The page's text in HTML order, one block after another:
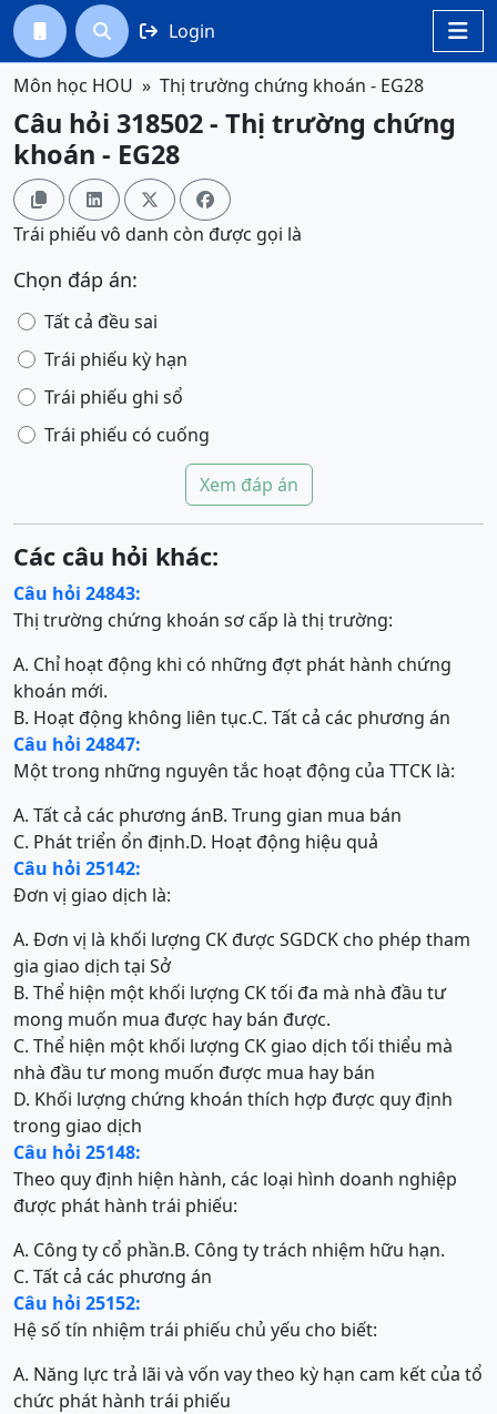

  Login
Môn học HOU Thị trường chứng khoán - EG28
Câu hỏi 318502 - Thị trường chứng
khoán - EG28
   
Trái phiếu vô danh còn được gọi là
Chọn đáp án:
Tất cả đều sai
Trái phiếu kỳ hạn
Trái phiếu ghi sổ
Trái phiếu có cuống
Xem đáp án
Các câu hỏi khác:
Câu hỏi 24843:
Thị trường chứng khoán sơ cấp là thị trường:
A. Chỉ hoạt động khi có những đợt phát hành chứng
khoán mới.
B. Hoạt động không liên tục.C. Tất cả các phương án
Câu hỏi 24847:
Một trong những nguyên tắc hoạt động của TTCK là:
A. Tất cả các phương ánB. Trung gian mua bán
C. Phát triển ổn định.D. Hoạt động hiệu quả
Câu hỏi 25142:
Đơn vị giao dịch là:
A. Đơn vị là khối lượng CK được SGDCK cho phép tham
gia giao dịch tại Sở
B. Thể hiện một khối lượng CK tối đa mà nhà đầu tư
mong muốn mua được hay bán được.
C. Thể hiện một khối lượng CK giao dịch tối thiểu mà
nhà đầu tư mong muốn được mua hay bán
D. Khối lượng chứng khoán thích hợp được quy định
trong giao dịch
Câu hỏi 25148:
Theo quy định hiện hành, các loại hình doanh nghiệp
được phát hành trái phiếu:
A. Công ty cổ phần.B. Công ty trách nhiệm hữu hạn.
C. Tất cả các phương án
Câu hỏi 25152:
Hệ số tín nhiệm trái phiếu chủ yếu cho biết:
A. Năng lực trả lãi và vốn vay theo kỳ hạn cam kết của tổ
chức phát hành trái phiếu